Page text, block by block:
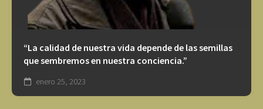
“La calidad de nuestra vida depende de las semillas
que sembremos en nuestra conciencia.”
enero 25, 2023